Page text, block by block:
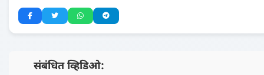
📺 संबंधित व्हिडिओ: